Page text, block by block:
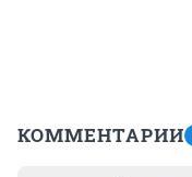
КОММЕНТАРИИ